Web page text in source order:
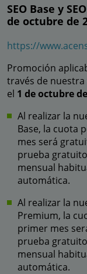
SEO Base y
de octubre de
https://
Promoción
través de
el 1 de octubre
Al realizar la
Base, la cuota
mes será
prueba
mensual
automática.
Al realizar la
Premium, la
primer mes
prueba
mensual
automática.